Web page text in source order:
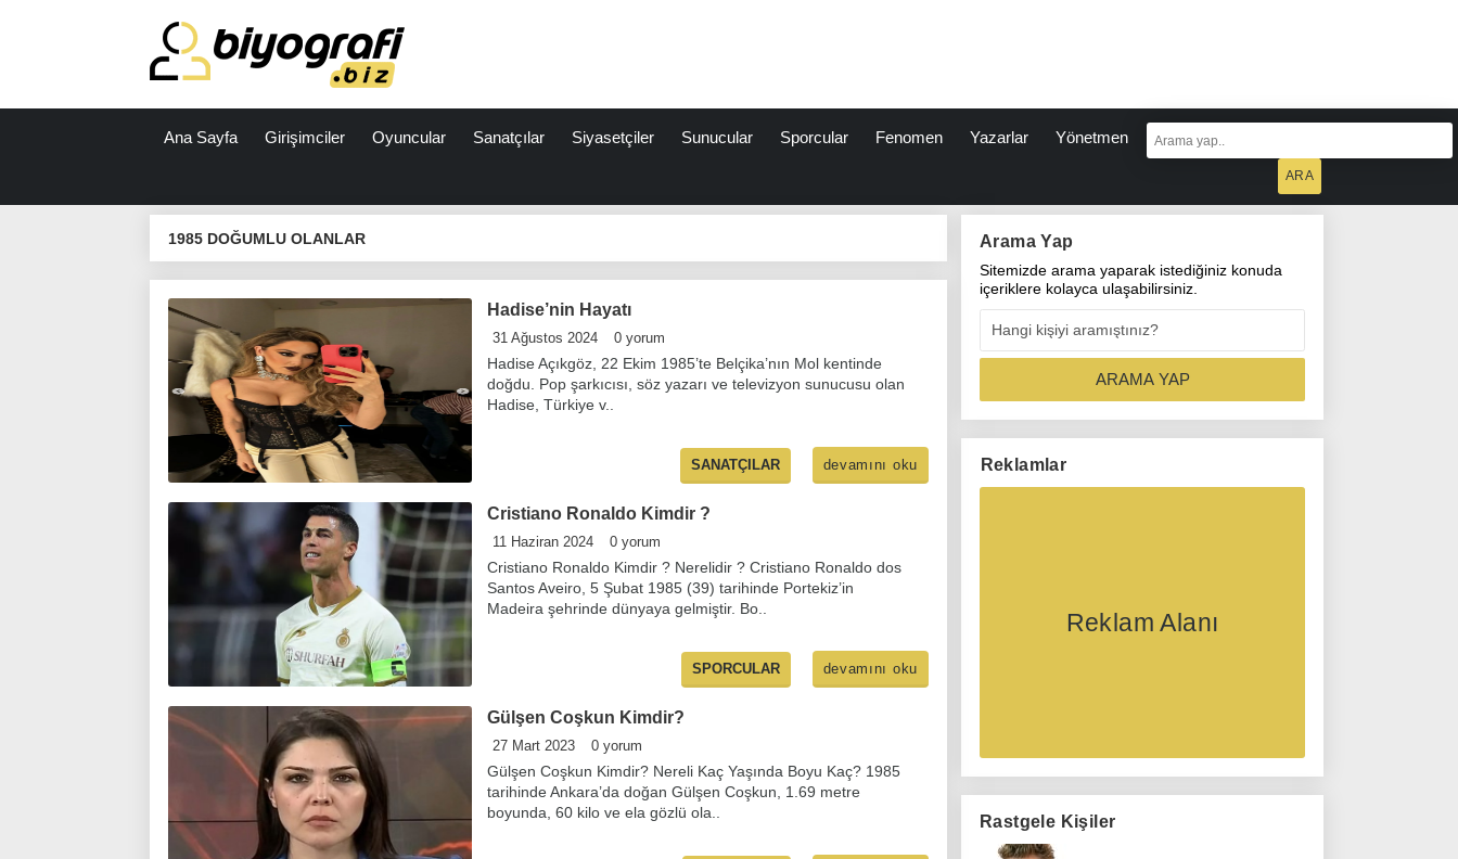
Ana Sayfa Girişimciler Oyuncular Sanatçılar Siyasetçiler Sunucular Sporcular Fenomen Yazarlar Yönetmen
1985 DOĞUMLU OLANLAR
Hadise’nin Hayatı
31 Ağustos 2024
0 yorum
Hadise Açıkgöz, 22 Ekim 1985’te Belçika’nın Mol kentinde
doğdu. Pop şarkıcısı, söz yazarı ve televizyon sunucusu olan
Hadise, Türkiye v..
SANATÇILAR devamını oku
Cristiano Ronaldo Kimdir ?
11 Haziran 2024
0 yorum
Cristiano Ronaldo Kimdir ? Nerelidir ? Cristiano Ronaldo dos
Santos Aveiro, 5 Şubat 1985 (39) tarihinde Portekiz’in
Madeira şehrinde dünyaya gelmiştir. Bo..
SPORCULAR devamını oku
Gülşen Coşkun Kimdir?
27 Mart 2023
0 yorum
Gülşen Coşkun Kimdir? Nereli Kaç Yaşında Boyu Kaç? 1985
tarihinde Ankara’da doğan Gülşen Coşkun, 1.69 metre
boyunda, 60 kilo ve ela gözlü ola..
Arama Yap
Sitemizde arama yaparak istediğiniz konuda
içeriklere kolayca ulaşabilirsiniz.
Reklamlar
Reklam Alanı
Rastgele Kişiler